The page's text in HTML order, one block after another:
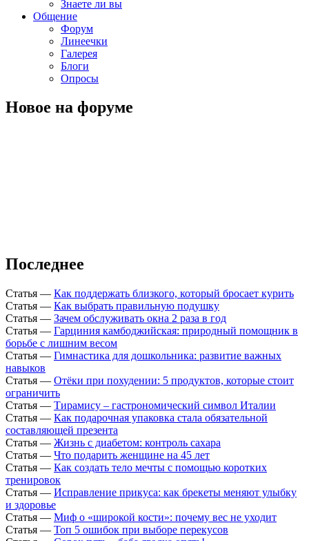
Знаете ли вы
Общение
Форум
Линеечки
Галерея
Блоги
Опросы
Новое на форуме
Последнее
Статья — Как поддержать близкого, который бросает курить
Статья — Как выбрать правильную подушку
Статья — Зачем обслуживать окна 2 раза в год
Статья — Гарциния камбоджийская: природный помощник в
борьбе с лишним весом
Статья — Гимнастика для дошкольника: развитие важных
навыков
Статья — Отёки при похудении: 5 продуктов, которые стоит
ограничить
Статья — Тирамису – гастрономический символ Италии
Статья — Как подарочная упаковка стала обязательной
составляющей презента
Статья — Жизнь с диабетом: контроль сахара
Статья — Что подарить женщине на 45 лет
Статья — Как создать тело мечты с помощью коротких
тренировок
Статья — Исправление прикуса: как брекеты меняют улыбку
и здоровье
Статья — Миф о «широкой кости»: почему вес не уходит
Статья — Топ 5 ошибок при выборе перекусов